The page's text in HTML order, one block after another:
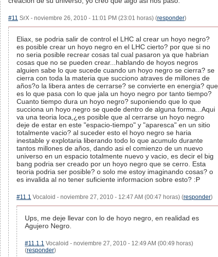
#11 SrX - noviembre 26, 2010 - 11:01 PM (23:01 horas) (responder)
Eliax, se podria salir de control el LHC al crear un hoyo negro?
es posible crear un hoyo negro en el LHC cierto? por que si no
no seria posible recrear cosas tal cual pasaron ya que habrian
cosas que no se pueden crear...hablando de hoyos negros
alguien sabe lo que sucede cuando un hoyo negro se cierra? se
cierra con toda la materia que succiono atraves de millones de
años?o la libera antes de cerrarse? se convierte en energia? que
es lo que pasa con lo que jala un hoyo negro por tanto tiempo?
Cuanto tiempo dura un hoyo negro? suponiendo que lo que
succiona un hoyo negro se quede dentro de alguna forma...Aqui
va una teoria loca,¿es posible que al cerrarse un hoyo negro
deje de estar en este "espacio-tiempo" y "aparesca" en un sitio
totalmente vacio? al suceder esto el hoyo negro se haria
inestable y explotaria liberando todo lo que acumulo durante
tantos millones de años, dando asi el comienzo de un nuevo
universo en un espacio totalmente nuevo y vacio, es decir el big
bang podria ser creado por un hoyo negro que se cerro. Esta
teoria podria ser posible? o solo me estoy imaginando cosas? o
es invalida al no tener suficiente informacion sobre esto? :P
#11.1 Vocaloid - noviembre 27, 2010 - 12:47 AM (00:47 horas) (responder)
Ups, me deje llevar con lo de hoyo negro, en realidad es
Agujero Negro.
#11.1.1 Vocaloid - noviembre 27, 2010 - 12:49 AM (00:49 horas)
(responder)